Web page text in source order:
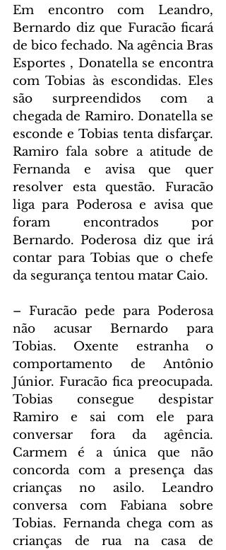
Em encontro com Leandro,
Bernardo diz que Furacão ficará
de bico fechado. Na agência Bras
Esportes , Donatella se encontra
com Tobias às escondidas. Eles
são surpreendidos com a
chegada de Ramiro. Donatella se
esconde e Tobias tenta disfarçar.
Ramiro fala sobre a atitude de
Fernanda e avisa que quer
resolver esta questão. Furacão
liga para Poderosa e avisa que
foram encontrados por
Bernardo. Poderosa diz que irá
contar para Tobias que o chefe
da segurança tentou matar Caio.
– Furacão pede para Poderosa
não acusar Bernardo para
Tobias. Oxente estranha o
comportamento de Antônio
Júnior. Furacão fica preocupada.
Tobias consegue despistar
Ramiro e sai com ele para
conversar fora da agência.
Carmem é a única que não
concorda com a presença das
crianças no asilo. Leandro
conversa com Fabiana sobre
Tobias. Fernanda chega com as
crianças de rua na casa de